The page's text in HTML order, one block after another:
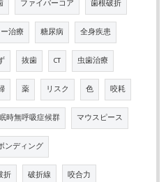
ファイバーコア 歯根破折
治療 糖尿病 全身疾患
抜歯 CT 虫歯治療
薬 リスク 色 咬耗
時無呼吸症候群 マウスピース
ンディング
折 破折線 咬合力